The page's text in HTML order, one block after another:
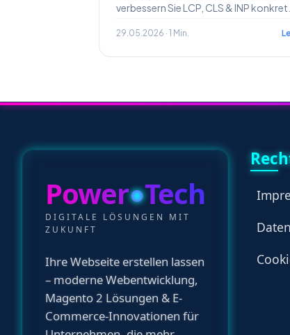
verbessern Sie LCP, CLS & INP konkret.
29.05.2026 · 1 Min.
Power●Tech
DIGITALE LÖSUNGEN MIT
ZUKUNFT
Ihre Webseite erstellen lassen
– moderne Webentwicklung,
Magento 2 Lösungen & E-
Commerce-Innovationen für